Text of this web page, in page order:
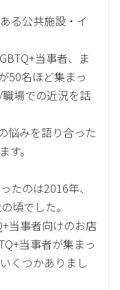
る公共施設・イ
当事者、ま
50名ほど集まっ
場での近況を話
悩みを語り合った
す。
たのは2016年、
頃でした。
当事者向けのお店
当事者が集まっ
くつかありまし